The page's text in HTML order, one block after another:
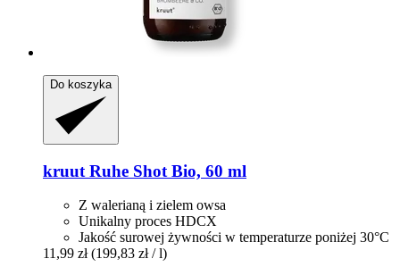
Do koszyka
kruut Ruhe Shot Bio, 60 ml
Z walerianą i zielem owsa
Unikalny proces HDCX
Jakość surowej żywności w temperaturze poniżej 30°C
11,99 zł (199,83 zł / l)